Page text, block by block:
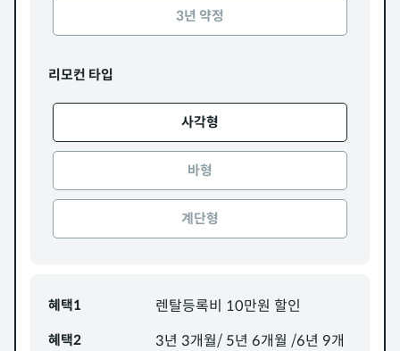
3년 약정
리모컨 타입
사각형
바형
계단형
혜택1 렌탈등록비 10만원 할인
혜택2
3년 3개월/ 5년 6개월 /6년 9개